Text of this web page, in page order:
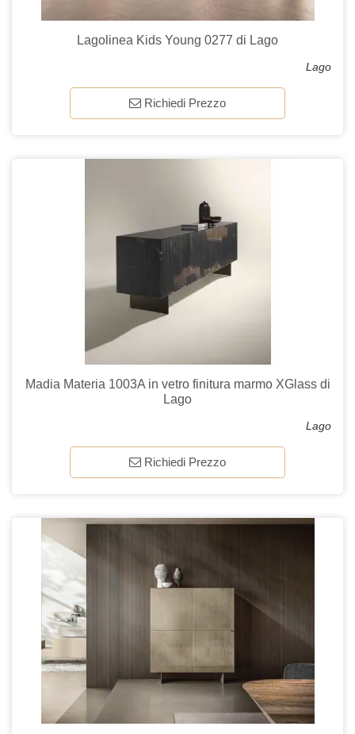
Lagolinea Kids Young 0277 di Lago
Lago
Richiedi Prezzo
Madia Materia 1003A in vetro finitura marmo XGlass di
Lago
Lago
Richiedi Prezzo